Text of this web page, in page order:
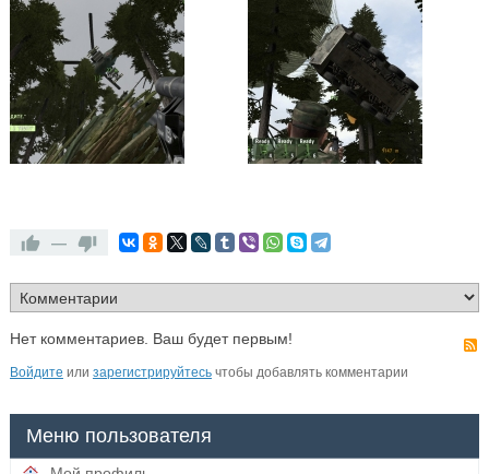
—
Нет комментариев. Ваш будет первым!
Войдите или зарегистрируйтесьчтобы добавлять комментарии
Меню пользователя